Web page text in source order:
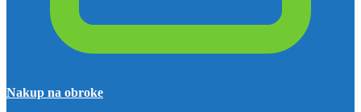
Nakup na obroke